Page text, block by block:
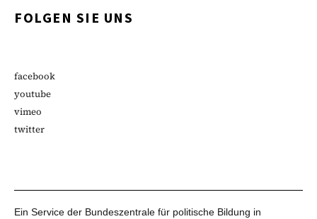
FOLGEN SIE UNS
facebook
youtube
vimeo
twitter
Ein Service der Bundeszentrale für politische Bildung in